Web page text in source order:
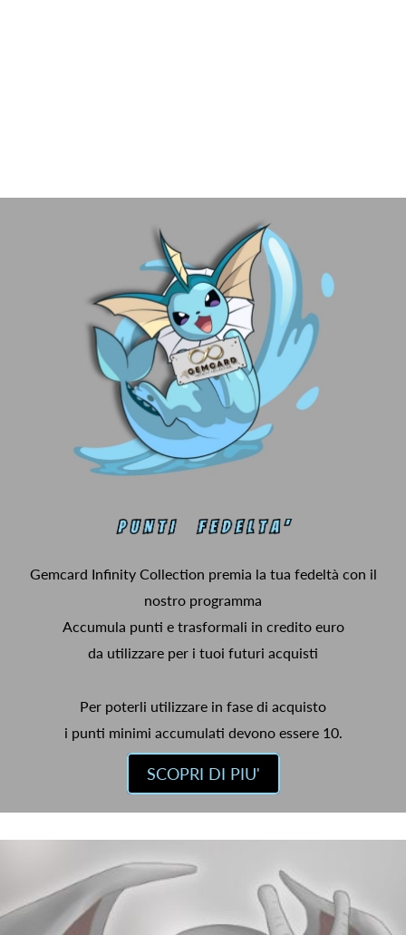
Gemcard Infinity Collection premia la tua fedeltà con il
nostro programma
Accumula punti e trasformali in credito euro
da utilizzare per i tuoi futuri acquisti
Per poterli utilizzare in fase di acquisto
i punti minimi accumulati devono essere 10.
SCOPRI DI PIU'